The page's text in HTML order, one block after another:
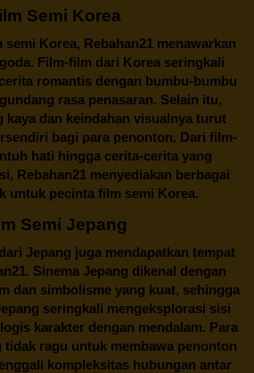
Semi Korea
semi Korea, Rebahan21menawarkan
Film-film dari Korea seringkali
romantis dengan bumbu-bumbu
rasa penasaran. Selain itu,
kaya dan keindahan visualnya turut
bagi para penonton. Dari film-
hati hingga cerita-cerita yang
Rebahan21 menyediakan berbagai
untuk pecinta film semi Korea.
Semi Jepang
Jepang juga mendapatkan tempat
Sinema Jepang dikenal dengan
dan simbolisme yang kuat, sehingga
seringkali mengeksplorasi sisi
karakter dengan mendalam. Para
tidak ragu untuk membawa penonton
kompleksitas hubungan antar